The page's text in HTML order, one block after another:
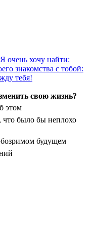
очень хочу найти:
знакомства с тобой:
тебя!
свою жизнь?
этом
что было бы неплохо
будущем